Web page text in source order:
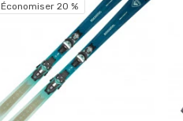
Économiser 20 %